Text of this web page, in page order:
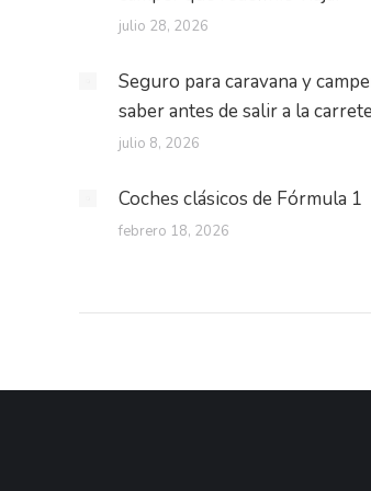
julio 28, 2026
Seguro para caravana y
saber antes de salir a la
julio 8, 2026
Coches clásicos de Fórmula 1
febrero 18, 2026